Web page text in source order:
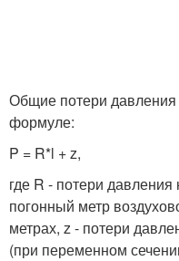
Общие потери давления
формуле:
P = R*l + z,
где R - потери давления
погонный метр
метрах, z - потери
(при переменном